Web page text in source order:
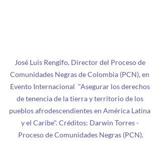
José Luis Rengifo, Director del Proceso de
Comunidades Negras de Colombia (PCN), en
Evento Internacional  "Asegurar los derechos
de tenencia de la tierra y territorio de los
pueblos afrodescendientes en América Latina
y el Caribe". Créditos: Darwin Torres -
Proceso de Comunidades Negras (PCN).